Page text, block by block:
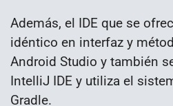
Además, el IDE que se
idéntico en interfaz y
Android Studio y también
IntelliJ IDE y utiliza el
Gradle.